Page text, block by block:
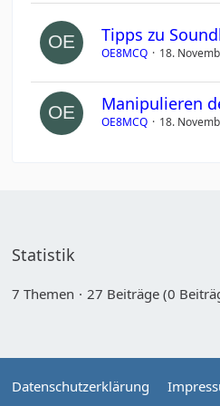
Tipps zu
OE8MCQ 18.
Manipulieren
OE8MCQ 18.
Statistik
7 Themen 27 Beiträge (0
Datenschutzerklärung